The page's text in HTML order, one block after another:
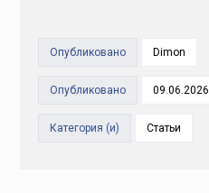
Опубликовано Dimon
Опубликовано 09.06.2026
Категория (и) Статьи